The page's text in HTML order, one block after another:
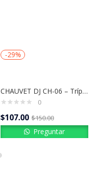
-29%
CHAUVET DJ CH-06 – Trípode tipo T para Luces / Soporte de Iluminación Profesional
0
$107.00 $150.00
Preguntar